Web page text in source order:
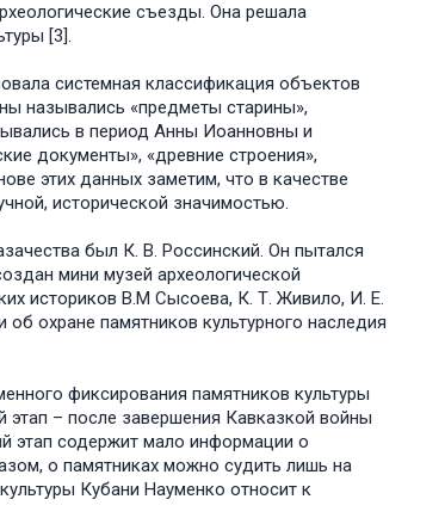
съезды. Она решала
[3].
системная классификация объектов
назывались «предметы старины»,
в период Анны Иоанновны и
документы», «древние строения»,
этих данных заметим, что в качестве
исторической значимостью.
был К. В. Россинский. Он пытался
мини музей археологической
историков В.М Сысоева, К. Т. Живило, И. Е.
охране памятников культурного наследия
фиксирования памятников культуры
этап – после завершения Кавказкой войны
этап содержит мало информации о
о памятниках можно судить лишь на
Кубани Науменко относит к